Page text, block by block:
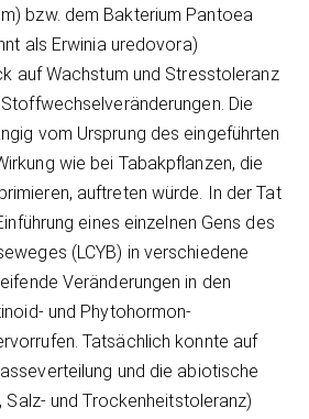
bzw. dem Bakterium Pantoea
als Erwinia uredovora)
auf Wachstum und Stresstoleranz
Die
vom Ursprung des eingeführten
wie bei Tabakpflanzen, die
auftreten würde. In der Tat
eines einzelnen Gens des
(LCYB) in verschiedene
Veränderungen in den
und Phytohormon-
Tatsächlich konnte auf
und die abiotische
und Trockenheitstoleranz)